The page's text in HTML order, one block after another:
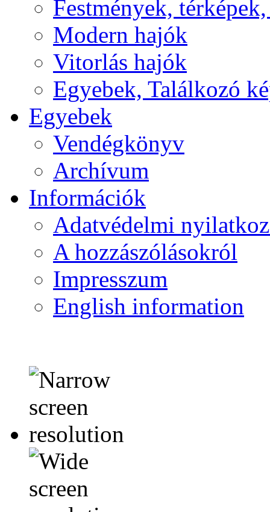
Festmények,
Modern hajók
Vitorlás hajók
Egyebek, Találkozó
Egyebek
Vendégkönyv
Archívum
Információk
Adatvédelmi
A hozzászólásokról
Impresszum
English information